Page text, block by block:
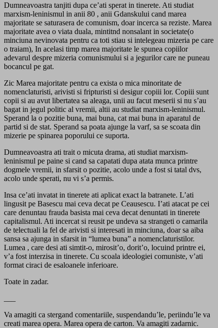
Dumneavoastra tanjiti dupa ce’ati sperat in tinerete. Ati studiat
marxism-leninismul in anii 80 , anii Gdanskului cand marea
majoritate se saturasera de comunism, doar incerca sa reziste. Marea
majoritate avea o viata duala, mintitnd nonsalant in societate(o
minciuna nevinovata pentru ca toti stiau si intelegeau mizeria pe care
o traiam), In acelasi timp marea majoritate le spunea copiilor
adevarul despre mizeria comunismului si a jegurilor care ne puneau
bocancul pe gat.
Zic Marea majoritate pentru ca exista o mica minoritate de
nomenclaturisti, arivisti si fripturisti si desigur copiii lor. Copiii sunt
copii si au avut libertatea sa aleaga, unii au facut meserii si nu s’au
bagat in jegul politic al vremii, altii au studiat marxism-leninismul.
Sperand la o pozitie buna, mai buna, cat mai buna in aparatul de
partid si de stat. Sperand sa poata ajunge la varf, sa se scoata din
mizerie pe spinarea poporului ce suporta.
Dumneavoastra ati trait o micuta drama, ati studiat marxism-
leninismul pe paine si cand sa capatati dupa atata munca printre
dogmele vremii, in sfarsit o pozitie, acolo unde a fost si tatal dvs,
acolo unde sperati, nu vi s’a permis.
Insa ce’ati invatat in tinerete ati aplicat exact la batranete. L’ati
lingusit pe Basescu mai ceva decat pe Ceausescu. I’ati atacat pe cei
care denuntau frauda basista mai ceva decat denuntati in tinerete
capitalismul. Ati incercat si reusit pe undeva sa strangeti o camarila
de telectuali la fel de arivisti si interesati in minciuna, doar sa aiba
sansa sa ajunga in sfarsit in “lumea buna” a nomenclaturistilor.
Lumea , care desi ati simtit-o, mirosit’o, dorit’o, locuind printre ei,
v’a fost interzisa in tinerete. Cu scoala ideologiei comuniste, v’ati
format ciraci de esaloanele inferioare.
Toate in zadar.
Va amagiti ca stergand comentariile, suspendandu’le, periindu’le va
creati marea opera. Marea opera de carton. Va amagiti zadarnic.